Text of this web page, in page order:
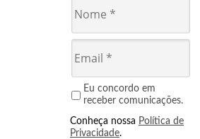
Eu concordo em
receber comunicações.
Conheça nossa Política de
Privacidade.